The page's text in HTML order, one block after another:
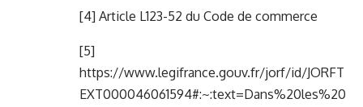
[4] Article L123-52 du Code de commerce
[5]
https://www.legifrance.gouv.fr/jorf/id/JORFT
EXT000046061594#:~:text=Dans%20les%20